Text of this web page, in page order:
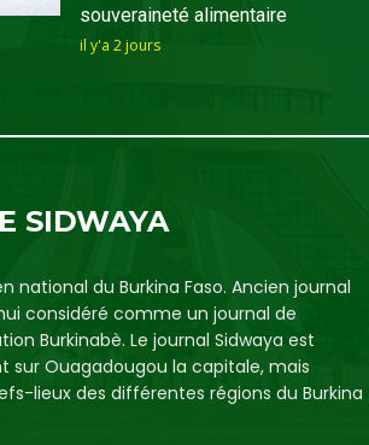
souveraineté alimentaire
il y'a 2 jours
SIDWAYA
national du Burkina Faso. Ancien journal
considéré comme un journal de
Burkinabè. Le journal Sidwaya est
sur Ouagadougou la capitale, mais
lieux des différentes régions du Burkina